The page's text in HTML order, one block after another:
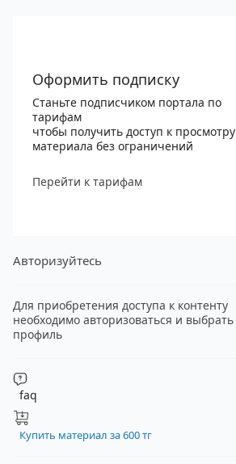
Оформить подписку
Станьте подписчиком портала по
тарифам
чтобы получить доступ к просмотру
материала без ограничений
Перейти к тарифам
Авторизуйтесь
Для приобретения доступа к контенту
необходимо авторизоваться и выбрать
профиль
faq
Купить материал за 600 тг